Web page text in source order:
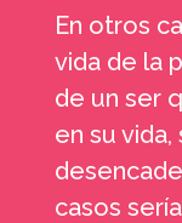
En otros
vida de la
de un ser
en su
casos